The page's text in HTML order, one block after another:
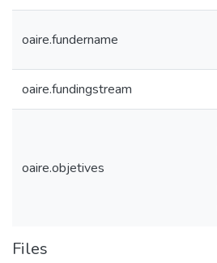
oaire.fundername
oaire.fundingstream
oaire.objetives
Files